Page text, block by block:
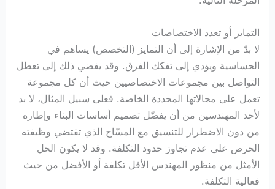
التمايز أو تعدد الاختصاصات
لا بدّ من الإشارة إلى أن التمايز (التخصص) يساهم في
الحساسية ويؤدي إلى تفكك الفرق. وقد يفضي ذلك إلى تعطل
التواصل بين مجموعات الاختصاصيين حيث أن كل مجموعة
تعمل على مجالاتها المحددة الخاصة. فعلى سبيل المثال، لا بد
لأحد المهندسين من أن يفضّل تصميم أساسات البناء وإطاره
من دون الاضطرار للتنسيق مع المسّاح الذي تقتضي وظيفته
الحرص على عدم تجاوز حدود التكلفة. وقد لا يكون الحل
الأمثل من منظور المهندس الأقل تكلفة أو الأفضل من حيث
فعالية التكلفة.